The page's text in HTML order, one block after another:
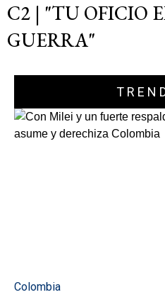
C2 | "TU OFICIO
GUERRA"
Colombia